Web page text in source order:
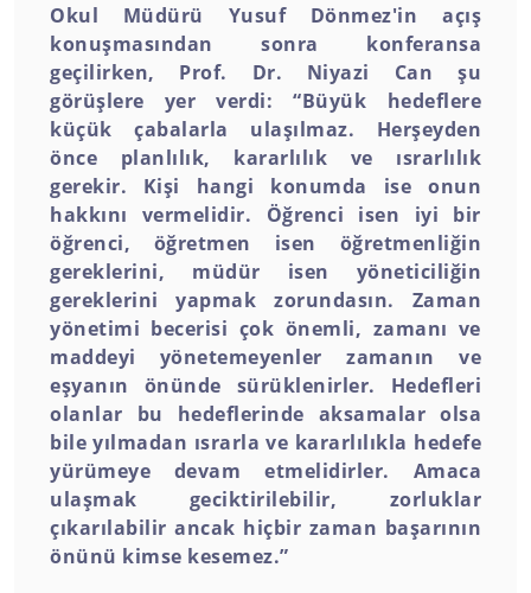
Okul Müdürü Yusuf Dönmez'in açış
konuşmasından sonra konferansa
geçilirken, Prof. Dr. Niyazi Can şu
görüşlere yer verdi: “Büyük hedeflere
küçük çabalarla ulaşılmaz. Herşeyden
önce planlılık, kararlılık ve ısrarlılık
gerekir. Kişi hangi konumda ise onun
hakkını vermelidir. Öğrenci isen iyi bir
öğrenci, öğretmen isen öğretmenliğin
gereklerini, müdür isen yöneticiliğin
gereklerini yapmak zorundasın. Zaman
yönetimi becerisi çok önemli, zamanı ve
maddeyi yönetemeyenler zamanın ve
eşyanın önünde sürüklenirler. Hedefleri
olanlar bu hedeflerinde aksamalar olsa
bile yılmadan ısrarla ve kararlılıkla hedefe
yürümeye devam etmelidirler. Amaca
ulaşmak geciktirilebilir, zorluklar
çıkarılabilir ancak hiçbir zaman başarının
önünü kimse kesemez.”